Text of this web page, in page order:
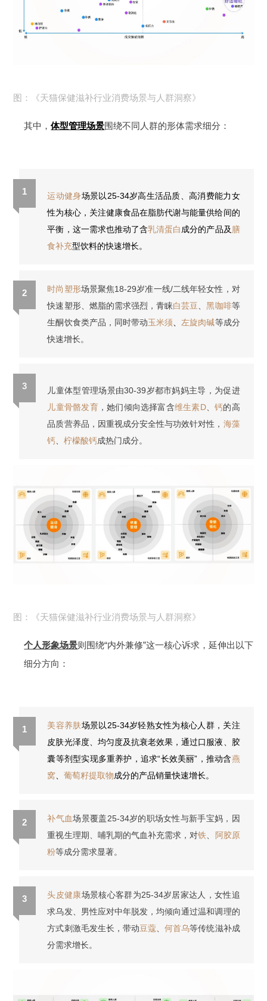
图：《天猫保健滋补行业消费场景与人群洞察》
其中，体型管理场景围绕不同人群的形体需求细分：
1 运动健身场景以25-34岁高生活品质、高消费能力女
性为核心，关注健康食品在脂肪代谢与能量供给间的
平衡，这一需求也推动了含乳清蛋白成分的产品及膳
食补充型饮料的快速增长。
2 时尚塑形场景聚焦18-29岁准一线/二线年轻女性，对
快速塑形、燃脂的需求强烈，青睐白芸豆 、黑咖啡等
生酮饮食类产品，同时带动玉米须 左旋肉碱等成分
快速增长。
3
儿童体型管理场景由30-39岁都市妈妈主导，为促进
儿童骨骼发育，她们倾向选择富含维生素D、钙的高
品质营养品，因重视成分安全性与功效针对性， 海藻
钙 、柠檬酸钙成热门成分。
图：《天猫保健滋补行业消费场景与人群洞察》
个人形象场景则围绕“内外兼修”这一核心诉求，延伸出以下
细分方向：
1 美容养肤场景以25-34岁轻熟女性为核心人群，关注
皮肤光泽度、均匀度及抗衰老效果，通过口服液、胶
囊等剂型实现多重养护，追求“长效美丽”，推动含燕
窝 、葡萄籽提取物成分的产品销量快速增长。
2 补气血场景覆盖25-34岁的职场女性与新手宝妈，因
重视生理期、哺乳期的气血补充需求，对铁
阿胶原
粉等成分需求显著。
3 头皮健康场景核心客群为25-34岁居家达人，女性追
求乌发、男性应对中年脱发，均倾向通过温和调理的
方式刺激毛发生长，带动豆蔻 、何首乌等传统滋补成
分需求增长。